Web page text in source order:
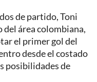
de partido, Toni
área colombiana,
el primer gol del
desde el costado
posibilidades de